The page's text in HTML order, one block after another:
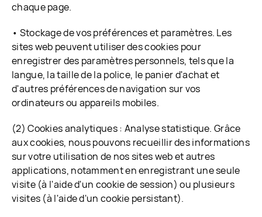
chaque page.
• Stockage de vos préférences et paramètres. Les
sites web peuvent utiliser des cookies pour
enregistrer des paramètres personnels, tels que la
langue, la taille de la police, le panier d'achat et
d'autres préférences de navigation sur vos
ordinateurs ou appareils mobiles.
(2) Cookies analytiques : Analyse statistique. Grâce
aux cookies, nous pouvons recueillir des informations
sur votre utilisation de nos sites web et autres
applications, notamment en enregistrant une seule
visite (à l'aide d'un cookie de session) ou plusieurs
visites (à l'aide d'un cookie persistant).